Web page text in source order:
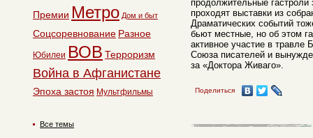
продолжительные
проходят выставки из
Драматических событий
бьют местные, но об этом
активное участие в травле
Союза писателей и
за «Доктора Живаго».
Поделиться
Премии Метро Дом и быт
Соцсоревнование Разное
Юбилеи ВОВ Терроризм
Война в Афганистане
Эпоха застоя Мультфильмы
Все темы